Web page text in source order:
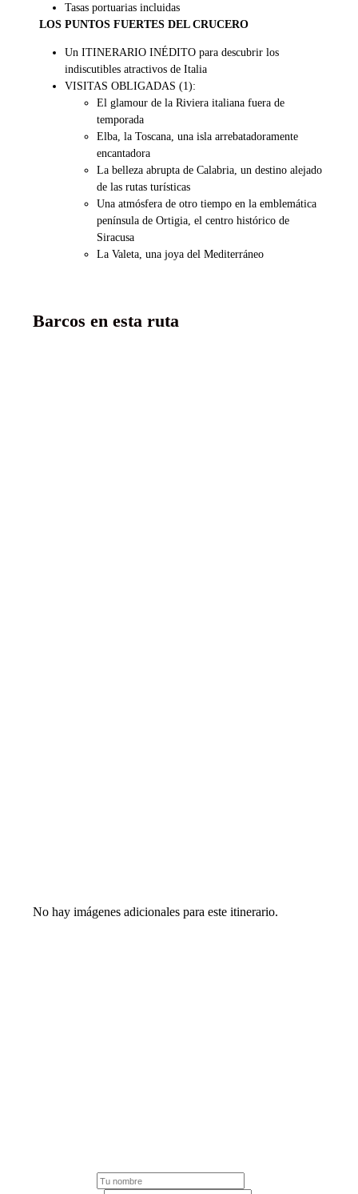
Tasas portuarias incluidas
LOS PUNTOS FUERTES DEL CRUCERO
Un ITINERARIO INÉDITO para descubrir los
indiscutibles atractivos de Italia
VISITAS OBLIGADAS (1):
El glamour de la Riviera italiana fuera de
temporada
Elba, la Toscana, una isla arrebatadoramente
encantadora
La belleza abrupta de Calabria, un destino alejado
de las rutas turísticas
Una atmósfera de otro tiempo en la emblemática
península de Ortigia, el centro histórico de
Siracusa
La Valeta, una joya del Mediterráneo
Barcos en esta ruta
No hay imágenes adicionales para este itinerario.